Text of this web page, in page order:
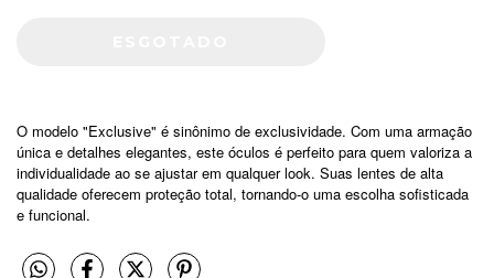
O modelo "Exclusive" é sinônimo de exclusividade. Com uma armação
única e detalhes elegantes, este óculos é perfeito para quem valoriza a
individualidade ao se ajustar em qualquer look. Suas lentes de alta
qualidade oferecem proteção total, tornando-o uma escolha sofisticada
e funcional.